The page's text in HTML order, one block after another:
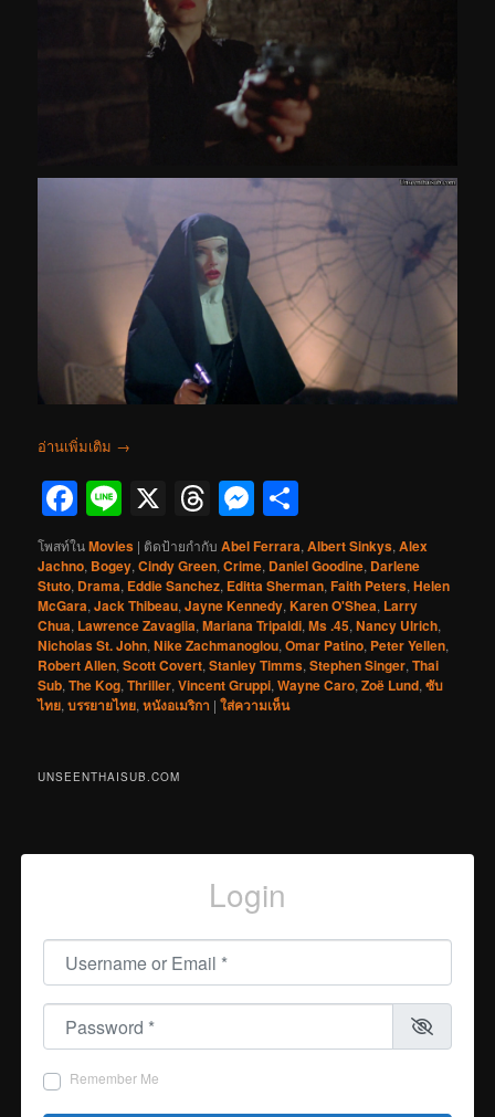
อ่านเพิ่มเติม →
Facebook
Line
X Threads
Messenger
โพสท์ในMovies | ติดป้ายกำกับ Abel Ferrara,Albert Sinkys,Alex
Jachno, Bogey,Cindy Green,Crime, Daniel Goodine, Darlene
Stuto, Drama, Eddie Sanchez, Editta Sherman,Faith Peters,Helen
McGara,Jack Thibeau,Jayne Kennedy,Karen O'Shea, Larry
Chua, Lawrence Zavaglia,Mariana Tripaldi,Ms .45,Nancy Ulrich,
Nicholas St. John,Nike Zachmanoglou,Omar Patino, Peter Yellen,
Robert Allen,Scott Covert,Stanley Timms,Stephen Singer,Thai
Sub,The Kog,Thriller,Vincent Gruppi,Wayne Caro,Zoë Lund,ซับ
ไทย,บรรยายไทย,หนังอเมริกา |ใส่ความเห็น
UNSEENTHAISUB.COM
Login
Username or Email
Password
Remember Me